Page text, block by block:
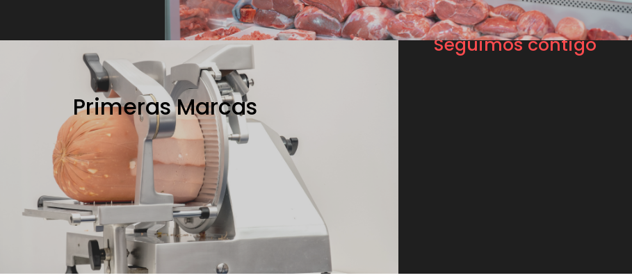
Primeras Marcas
Seguimos contigo